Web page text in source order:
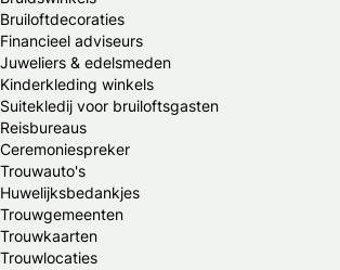
Bruiloftdecoraties
Financieel adviseurs
Juweliers & edelsmeden
Kinderkleding winkels
Suitekledij voor bruiloftsgasten
Reisbureaus
Ceremoniespreker
Trouwauto's
Huwelijksbedankjes
Trouwgemeenten
Trouwkaarten
Trouwlocaties